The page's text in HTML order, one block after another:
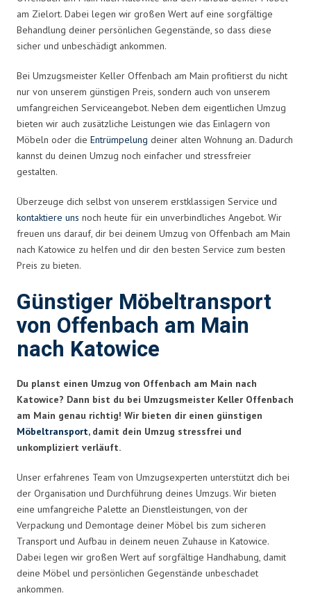
am Zielort. Dabei legen wir großen Wert auf eine sorgfältige
Behandlung deiner persönlichen Gegenstände, so dass diese
sicher und unbeschädigt ankommen.
Bei Umzugsmeister Keller Offenbach am Main profitierst du nicht
nur von unserem günstigen Preis, sondern auch von unserem
umfangreichen Serviceangebot. Neben dem eigentlichen Umzug
bieten wir auch zusätzliche Leistungen wie das Einlagern von
Möbeln oder die Entrümpelung deiner alten Wohnung an. Dadurch
kannst du deinen Umzug noch einfacher und stressfreier
gestalten.
Überzeuge dich selbst von unserem erstklassigen Service und
kontaktiere uns noch heute für ein unverbindliches Angebot. Wir
freuen uns darauf, dir bei deinem Umzug von Offenbach am Main
nach Katowice zu helfen und dir den besten Service zum besten
Preis zu bieten.
Günstiger Möbeltransport
von Offenbach am Main
nach Katowice
Du planst einen Umzug von Offenbach am Main nach
Katowice? Dann bist du bei Umzugsmeister Keller Offenbach
am Main genau richtig! Wir bieten dir einen günstigen
Möbeltransport, damit dein Umzug stressfrei und
unkompliziert verläuft.
Unser erfahrenes Team von Umzugsexperten unterstützt dich bei
der Organisation und Durchführung deines Umzugs. Wir bieten
eine umfangreiche Palette an Dienstleistungen, von der
Verpackung und Demontage deiner Möbel bis zum sicheren
Transport und Aufbau in deinem neuen Zuhause in Katowice.
Dabei legen wir großen Wert auf sorgfältige Handhabung, damit
deine Möbel und persönlichen Gegenstände unbeschadet
ankommen.